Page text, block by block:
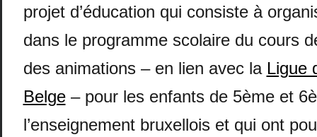
projet d’éducation qui consiste à
dans le programme scolaire du cours
des animations – en lien avec la Ligue
Belge– pour les enfants de 5ème et
l’enseignement bruxellois et qui ont